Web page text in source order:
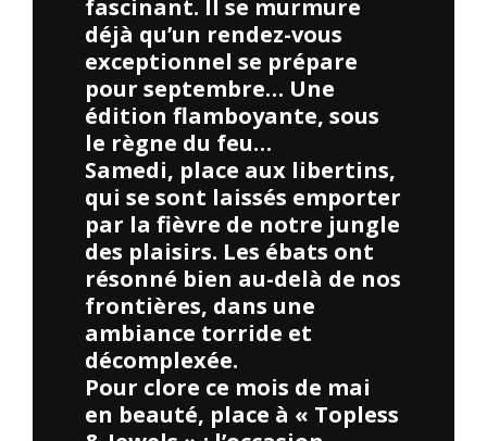
fascinant. Il se murmure
déjà qu’un rendez-vous
exceptionnel se prépare
pour septembre… Une
édition flamboyante, sous
le règne du feu…
Samedi, place aux libertins,
qui se sont laissés emporter
par la fièvre de notre jungle
des plaisirs. Les ébats ont
résonné bien au-delà de nos
frontières, dans une
ambiance torride et
décomplexée.
Pour clore ce mois de mai
en beauté, place à « Topless